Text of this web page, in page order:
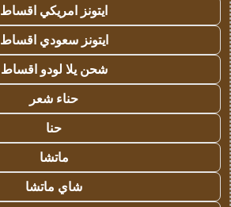
ايتونز امريكي اقساط
ايتونز سعودي اقساط
شحن يلا لودو اقساط
حناء شعر
حنا
ماتشا
شاي ماتشا